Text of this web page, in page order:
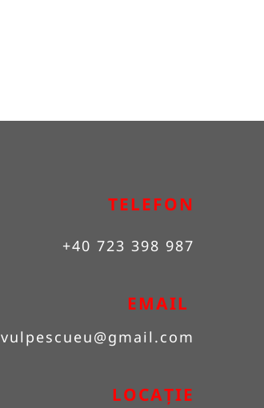
TELEFON
+40 723 398 987
EMAIL
vulpescueu@gmail.com
LOCAȚIE